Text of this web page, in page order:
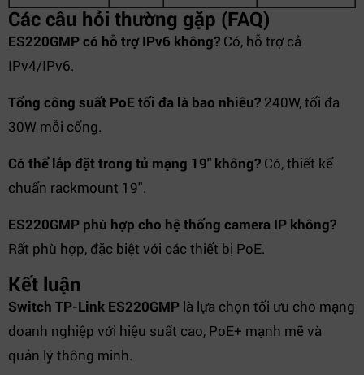
Các câu hỏi thường gặp (FAQ)
ES220GMP có hỗ trợ IPv6 không? Có, hỗ trợ cả
IPv4/IPv6.
Tổng công suất PoE tối đa là bao nhiêu? 240W, tối đa
30W mỗi cổng.
Có thể lắp đặt trong tủ mạng 19" không? Có, thiết kế
chuẩn rackmount 19".
ES220GMP phù hợp cho hệ thống camera IP không?
Rất phù hợp, đặc biệt với các thiết bị PoE.
Kết luận
Switch TP-Link ES220GMP là lựa chọn tối ưu cho mạng
doanh nghiệp với hiệu suất cao, PoE+ mạnh mẽ và
quản lý thông minh.